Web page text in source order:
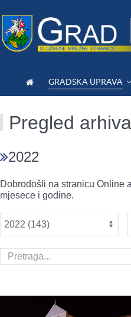
GRADSKA UPRAVA
Pregled arhiva
2022
Dobrodošli na stranicu Online
mjesece i godine.